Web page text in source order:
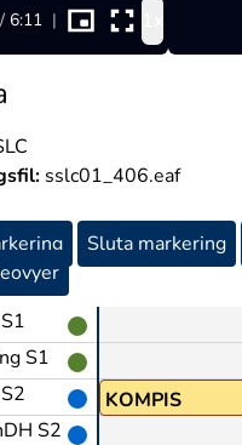
/ 6:11 |
sslc01_406.eaf
Sluta markering
S1
S2
KOMPIS